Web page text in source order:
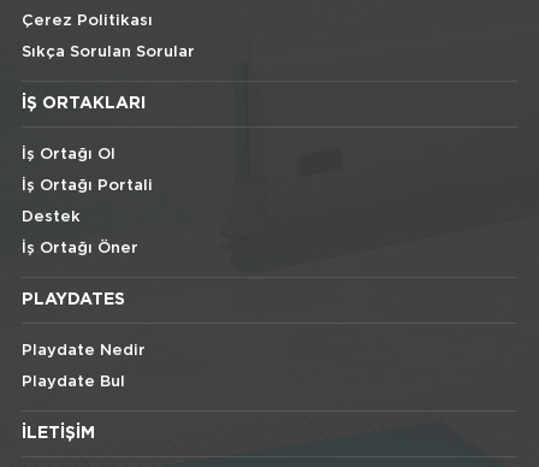
Çerez Politikası
Sıkça Sorulan Sorular
İŞ ORTAKLARI
İş Ortağı Ol
İş Ortağı Portali
Destek
İş Ortağı Öner
PLAYDATES
Playdate Nedir
Playdate Bul
İLETIŞIM